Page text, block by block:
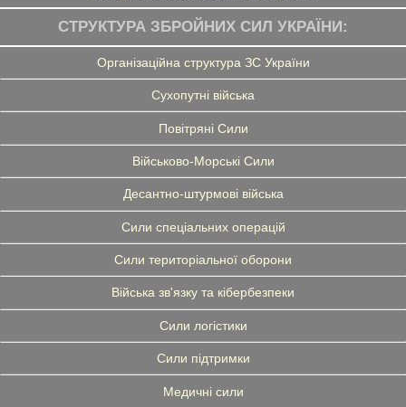
СТРУКТУРА ЗБРОЙНИХ СИЛ УКРАЇНИ:
Організаційна структура ЗС України
Сухопутні війська
Повітряні Сили
Військово-Морські Сили
Десантно-штурмові війська
Сили спеціальних операцій
Сили територіальної оборони
Війська зв'язку та кібербезпеки
Сили логістики
Сили підтримки
Медичні сили